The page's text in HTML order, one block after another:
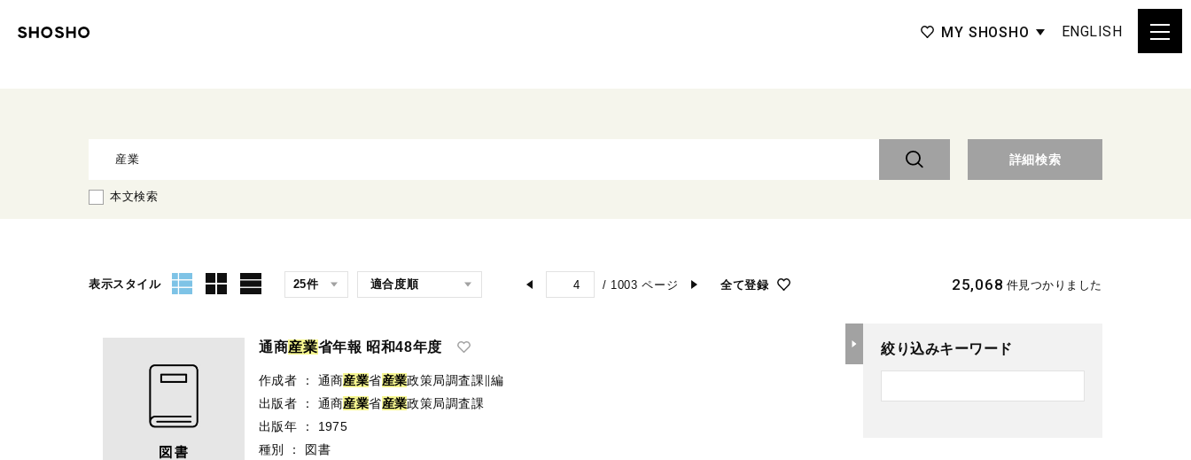
MY SHOSHO ENGLISH
詳細検索
本文検索
表示スタイル / 1003 ページ 全て登録 25,068 件見つかりました
通商産業省年報 昭和48年度
作成者 ： 通商産業省産業政策局調査課∥編
出版者
： 通商産業省産業政策局調査課
出版年
：
1975
種別
： 図書
絞り込みキーワード